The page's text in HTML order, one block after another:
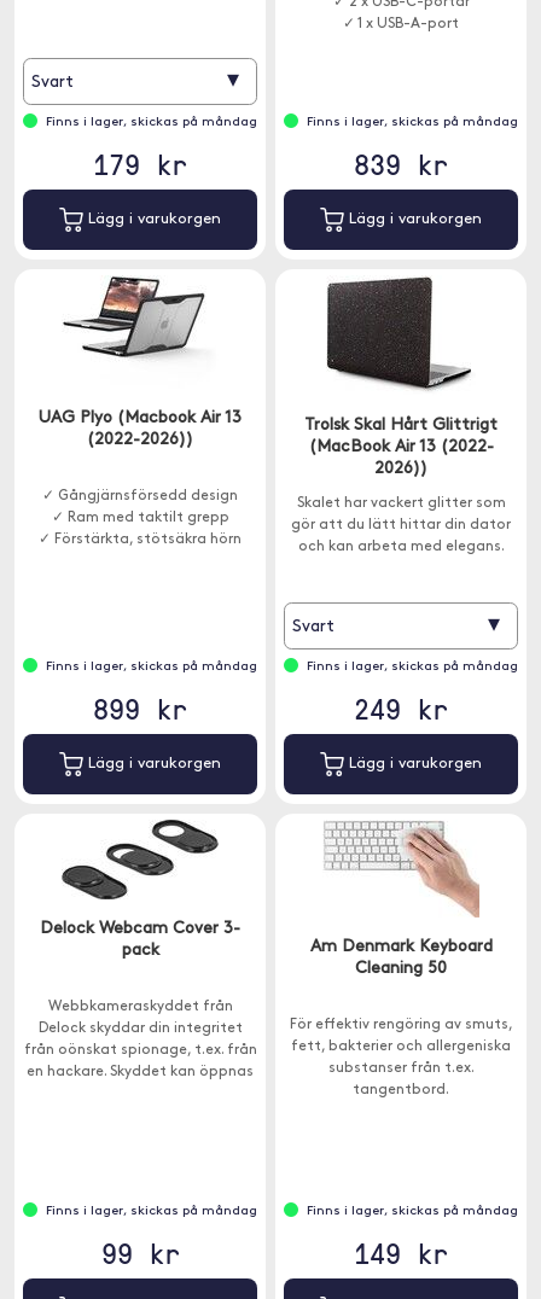
Svart ▾
Finns i lager, skickas på måndag
179 kr
Lägg i varukorgen
✓ 1 x USB-A-port
Finns i lager, skickas på måndag
839 kr
Lägg i varukorgen
UAG Plyo (Macbook Air 13
(2022-2026))
✓ Gångjärnsförsedd design
✓ Ram med taktilt grepp
✓ Förstärkta, stötsäkra hörn
Finns i lager, skickas på måndag
899 kr
Lägg i varukorgen
Trolsk Skal Hårt Glittrigt
(MacBook Air 13 (2022-
2026))
Skalet har vackert glitter som
gör att du lätt hittar din dator
och kan arbeta med elegans.
Svart ▾
Finns i lager, skickas på måndag
249 kr
Lägg i varukorgen
Delock Webcam Cover 3-
pack
Webbkameraskyddet från
Delock skyddar din integritet
från oönskat spionage, t.ex. från
en hackare. Skyddet kan öppnas
Finns i lager, skickas på måndag
99 kr
Am Denmark Keyboard
Cleaning 50
För effektiv rengöring av smuts,
fett, bakterier och allergeniska
substanser från t.ex.
tangentbord.
Finns i lager, skickas på måndag
149 kr